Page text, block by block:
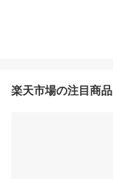
楽天市場の注目商品